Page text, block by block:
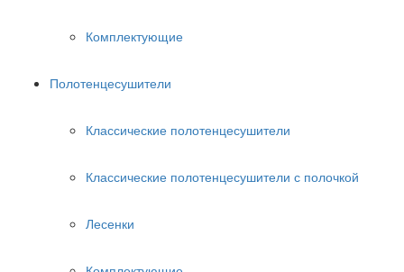
Комплектующие
Полотенцесушители
Классические полотенцесушители
Классические полотенцесушители с полочкой
Лесенки